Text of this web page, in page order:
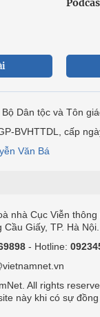
Dân tộc và Tôn
BVHTTDL, cấp
Văn Bá
nhà Cục Viễn
Giấy, TP. Hà Nội.
- Hotline:
All rights
này khi có sự